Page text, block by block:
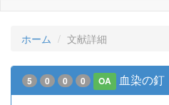
ホーム 文献詳細
5 0 0 0 OA 血染の釘